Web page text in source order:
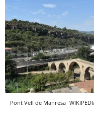
Pont Vell de Manresa